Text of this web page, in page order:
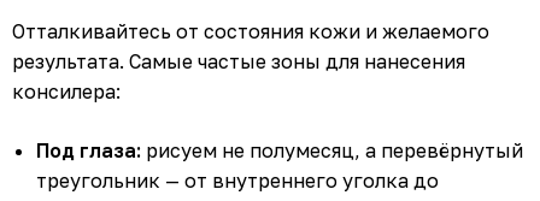
Отталкивайтесь от состояния кожи и желаемого
результата. Самые частые зоны для нанесения
консилера:
Под глаза: рисуем не полумесяц, а перевёрнутый
треугольник — от внутреннего уголка до